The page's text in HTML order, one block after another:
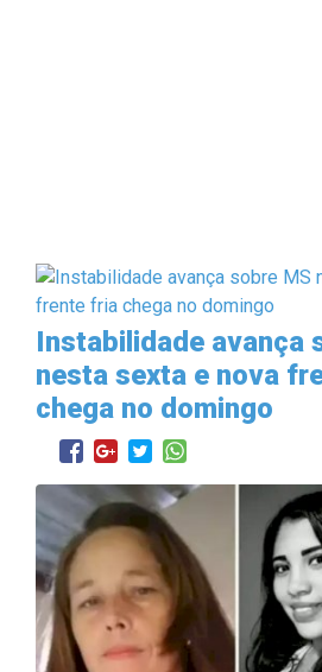
Instabilidade avança
nesta sexta e nova
chega no domingo